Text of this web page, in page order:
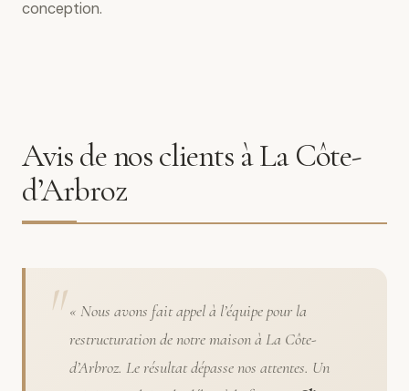
conception.
Avis de nos clients à La Côte-
d’Arbroz
« Nous avons fait appel à l’équipe pour la
restructuration de notre maison à La Côte-
d’Arbroz. Le résultat dépasse nos attentes. Un